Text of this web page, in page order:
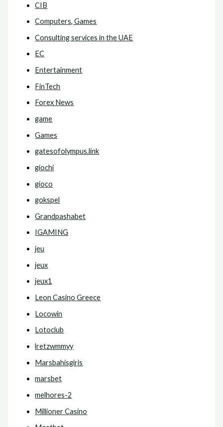
CIB
Computers, Games
Consulting services in the UAE
EC
Entertainment
FinTech
Forex News
game
Games
gatesofolympus.link
giochi
gioco
gokspel
Grandpashabet
IGAMING
jeu
jeux
jeux1
Leon Casino Greece
Locowin
Lotoclub
lretzwmmyy
Marsbahisgiris
marsbet
melhores-2
Millioner Casino